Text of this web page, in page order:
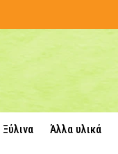
Ξύλινα Άλλα υλικά